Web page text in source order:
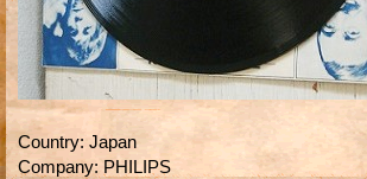
Country: Japan
Company: PHILIPS